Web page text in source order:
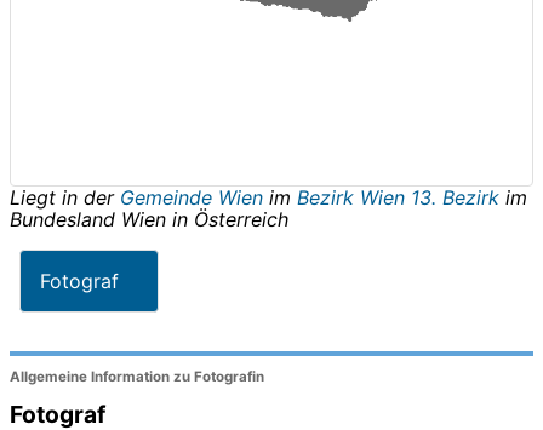
Liegt in der Gemeinde Wien im Bezirk Wien 13. Bezirk im
Bundesland Wien in Österreich
Fotograf
Allgemeine Information zu Fotografin
Fotograf